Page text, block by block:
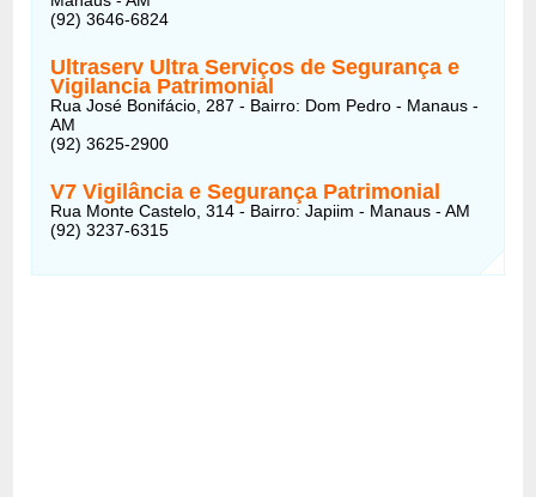
(92) 3646-6824
Ultraserv Ultra Serviços de Segurança e
Vigilancia Patrimonial
Rua José Bonifácio, 287 - Bairro: Dom Pedro - Manaus -
AM
(92) 3625-2900
V7 Vigilância e Segurança Patrimonial
Rua Monte Castelo, 314 - Bairro: Japiim - Manaus - AM
(92) 3237-6315